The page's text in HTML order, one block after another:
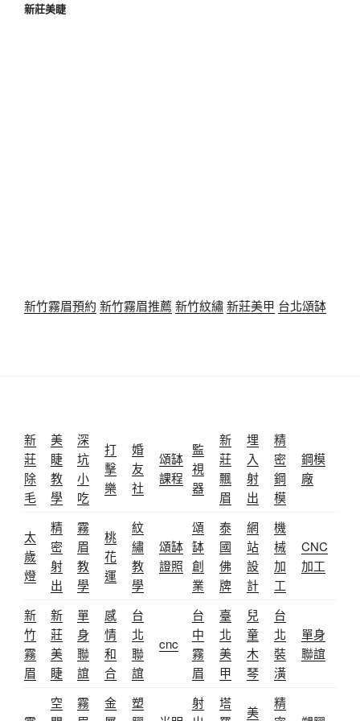
新莊美睫
新竹霧眉預約 新竹霧眉推薦 新竹紋繡新莊美甲 台北頌缽
新
莊
除
毛
美
睫
教
學
深
坑
小
吃
打
擊
樂
婚
友
社
頌缽
課程
監
視
器
新
莊
飄
眉
埋
入
射
出
精
密
鋼
模
鋼模
廠
太
歲
燈
精
密
射
出
霧
眉
教
學
桃
花
運
紋
繡
教
學
頌缽
證照
頌
缽
創
業
泰
國
佛
牌
網
站
設
計
機
械
加
工
CNC
加工
新
竹
霧
眉
新
莊
美
睫
單
身
聯
誼
感
情
和
合
台
北
聯
誼
cnc
台
中
霧
眉
臺
北
美
甲
兒
童
木
琴
台
北
裝
潢
單身
聯誼
空
霧
金
塑
射
塔
美
精